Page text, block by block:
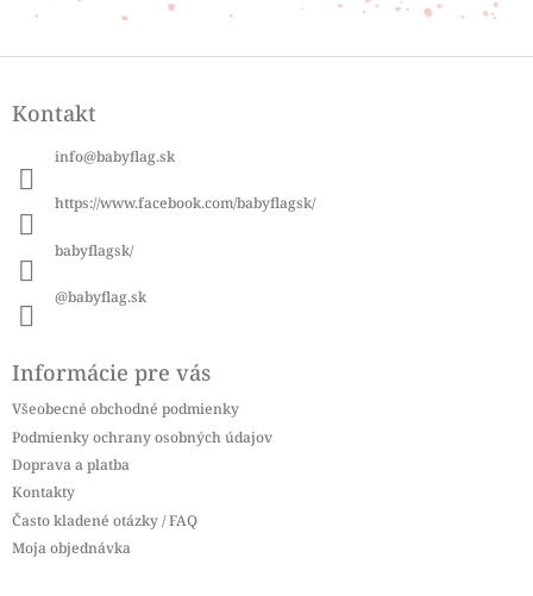
Z
pKontakt
info@babyflag.sk
https://www.facebook.com/babyflagsk/
babyflagsk/
@babyflag.sk
Informácie pre vás
Všeobecné obchodné podmienky
Podmienky ochrany osobných údajov
Doprava a platba
Kontakty
Často kladené otázky / FAQ
Moja objednávka